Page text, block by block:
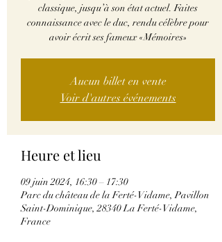
classique, jusqu’à son état actuel. Faites
connaissance avec le duc, rendu célèbre pour
avoir écrit ses fameux «Mémoires»
Aucun billet en vente
Voir d'autres événements
Heure et lieu
09 juin 2024, 16:30 – 17:30
Parc du château de la Ferté-Vidame, Pavillon
Saint-Dominique, 28340 La Ferté-Vidame,
France